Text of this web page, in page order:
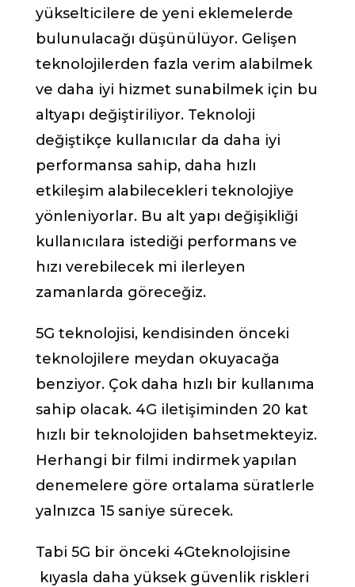
yükselticilere de yeni eklemelerde
bulunulacağı düşünülüyor. Gelişen
teknolojilerden fazla verim alabilmek
ve daha iyi hizmet sunabilmek için bu
altyapı değiştiriliyor. Teknoloji
değiştikçe kullanıcılar da daha iyi
performansa sahip, daha hızlı
etkileşim alabilecekleri teknolojiye
yönleniyorlar. Bu alt yapı değişikliği
kullanıcılara istediği performans ve
hızı verebilecek mi ilerleyen
zamanlarda göreceğiz.
5G teknolojisi, kendisinden önceki
teknolojilere meydan okuyacağa
benziyor. Çok daha hızlı bir kullanıma
sahip olacak. 4G iletişiminden 20 kat
hızlı bir teknolojiden bahsetmekteyiz.
Herhangi bir filmi indirmek yapılan
denemelere göre ortalama süratlerle
yalnızca 15 saniye sürecek.
Tabi 5G bir önceki 4Gteknolojisine
kıyasla daha yüksek güvenlik riskleri